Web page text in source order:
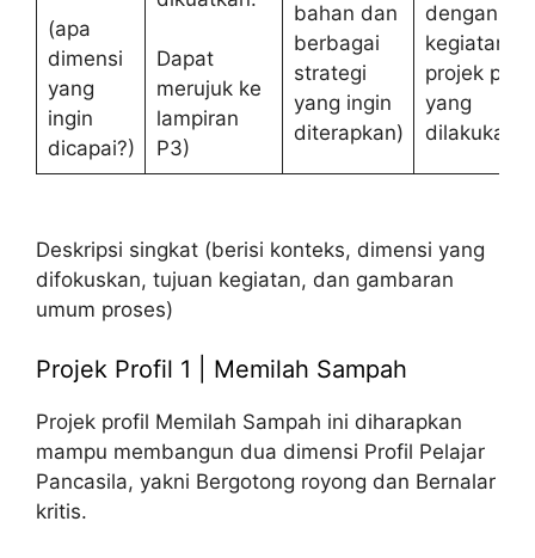
(apa
dimensi
yang
ingin
dicapai?)
Dapat
merujuk ke
lampiran
P3)
bahan dan
berbagai
strategi
yang ingin
diterapkan)
dengan
kegiatan
projek
yang
dilakukan)
Deskripsi singkat (berisi konteks, dimensi yang
difokuskan, tujuan kegiatan, dan gambaran
umum proses)
Projek Profil 1 | Memilah Sampah
Projek profil Memilah Sampah ini diharapkan
mampu membangun dua dimensi Profil Pelajar
Pancasila, yakni Bergotong royong dan Bernalar
kritis.